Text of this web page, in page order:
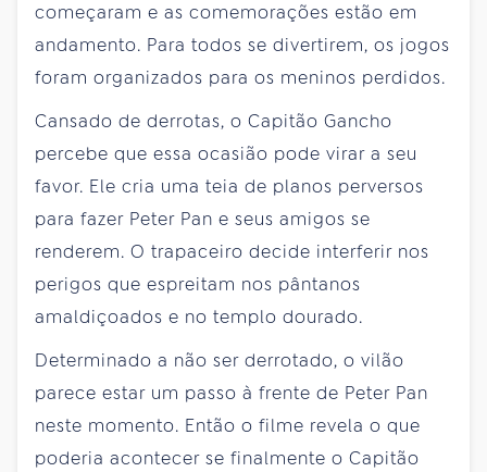
começaram e as comemorações estão em
andamento. Para todos se divertirem, os jogos
foram organizados para os meninos perdidos.
Cansado de derrotas, o Capitão Gancho
percebe que essa ocasião pode virar a seu
favor. Ele cria uma teia de planos perversos
para fazer Peter Pan e seus amigos se
renderem. O trapaceiro decide interferir nos
perigos que espreitam nos pântanos
amaldiçoados e no templo dourado.
Determinado a não ser derrotado, o vilão
parece estar um passo à frente de Peter Pan
neste momento. Então o filme revela o que
poderia acontecer se finalmente o Capitão